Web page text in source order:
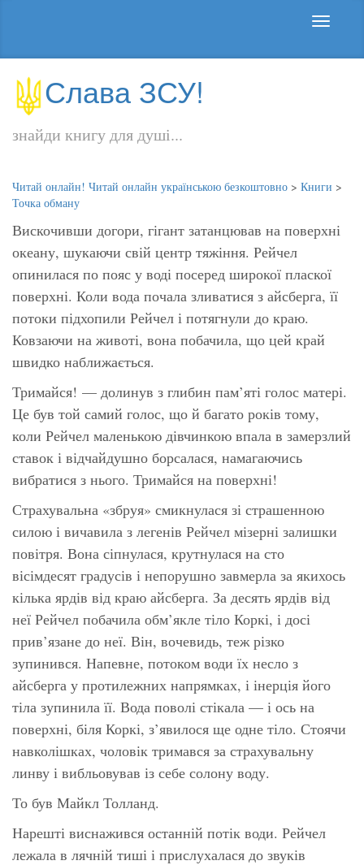
Слава ЗСУ!
знайди книгу для душі...
Читай онлайн! Читай онлайн українською безкоштовно > Книги >
Точка обману
Вискочивши догори, гігант затанцював на поверхні
океану, шукаючи свій центр тяжіння. Рейчел
опинилася по пояс у воді посеред широкої пласкої
поверхні. Коли вода почала зливатися з айсберга, її
потоки підхопили Рейчел і потягнули до краю.
Ковзаючи на животі, вона побачила, що цей край
швидко наближається.
Тримайся! — долинув з глибин пам’яті голос матері.
Це був той самий голос, що й багато років тому,
коли Рейчел маленькою дівчинкою впала в замерзлий
ставок і відчайдушно борсалася, намагаючись
вибратися з нього. Тримайся на поверхні!
Страхувальна «збруя» смикнулася зі страшенною
силою і вичавила з легенів Рейчел мізерні залишки
повітря. Вона сіпнулася, крутнулася на сто
вісімдесят градусів і непорушно завмерла за якихось
кілька ярдів від краю айсберга. За десять ярдів від
неї Рейчел побачила обм’якле тіло Коркі, і досі
прив’язане до неї. Він, вочевидь, теж різко
зупинився. Напевне, потоком води їх несло з
айсберга у протилежних напрямках, і інерція його
тіла зупинила її. Вода поволі стікала — і ось на
поверхні, біля Коркі, з’явилося ще одне тіло. Стоячи
навколішках, чоловік тримався за страхувальну
линву і вибльовував із себе солону воду.
То був Майкл Толланд.
Нарешті виснажився останній потік води. Рейчел
лежала в лячній тиші і прислухалася до звуків